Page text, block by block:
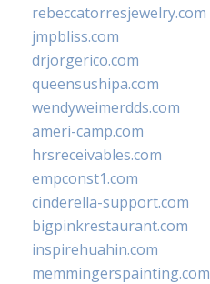
rebeccatorresjewelry.com
jmpbliss.com
drjorgerico.com
queensushipa.com
wendyweimerdds.com
ameri-camp.com
hrsreceivables.com
empconst1.com
cinderella-support.com
bigpinkrestaurant.com
inspirehuahin.com
memmingerspainting.com